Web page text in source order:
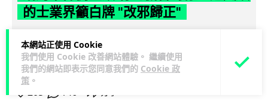
本網站正使用 Cookie
我們使用 Cookie 改善網站體驗。 繼續使用
我們的網站即表示您同意我們的 Cookie 政
策 。
的士業界籲白牌 "改邪歸正"
望白牌車司機，能夠「改邪歸正」回流駕駛的士。新例大幅提
高罰則，首次定罪最高罰款... 閱讀全文
205 146